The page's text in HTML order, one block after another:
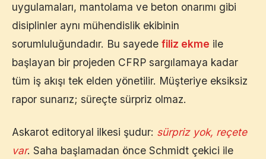
uygulamaları, mantolama ve beton onarımı gibi
disiplinler aynı mühendislik ekibinin
sorumluluğundadır. Bu sayede filiz ekme ile
başlayan bir projeden CFRP sargılamaya kadar
tüm iş akışı tek elden yönetilir. Müşteriye eksiksiz
rapor sunarız; süreçte sürpriz olmaz.
Askarot editoryal ilkesi şudur: sürpriz yok, reçete
var. Saha başlamadan önce Schmidt çekici ile